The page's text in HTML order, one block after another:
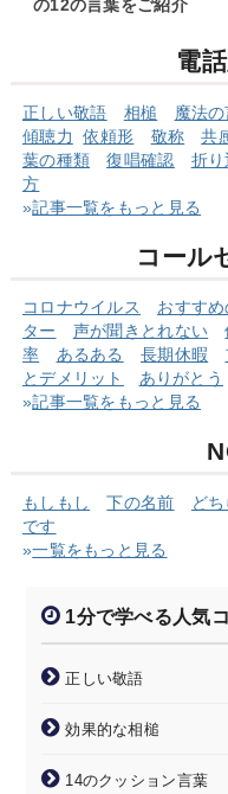
の12の言葉をご紹介
電
正しい敬語 相槌 魔法
傾聴力
依頼形 敬称 共
葉の種類 復唱確認 折り
方
»記事一覧をもっと見る
コール
コロナウイルス おすす
ター
声が聞きとれない
率
あるある 長期休暇
とデメリット
ありがとう
»記事一覧をもっと見る
もしもし 下の名前 ど
です
»一覧をもっと見る
1分で学べる人気
正しい敬語
効果的な相槌
14のクッション言葉